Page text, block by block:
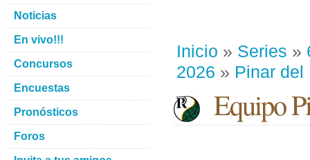
Inicio » Series »
2026 » Pinar del
Equipo
Noticias
En vivo!!!
Concursos
Encuestas
Pronósticos
Foros